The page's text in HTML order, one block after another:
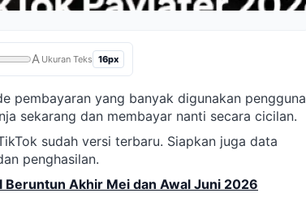
A Ukuran Teks 16px
pembayaran yang banyak digunakan pengguna
sekarang dan membayar nanti secara cicilan.
sudah versi terbaru. Siapkan juga data
penghasilan.
Akhir Mei dan Awal Juni 2026